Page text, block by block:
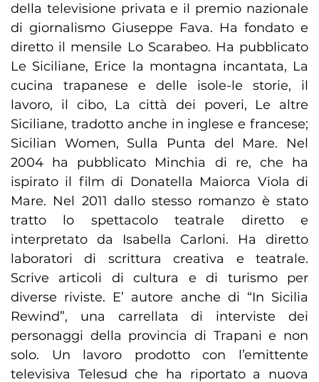
della televisione privata e il premio nazionale
di giornalismo Giuseppe Fava. Ha fondato e
diretto il mensile Lo Scarabeo. Ha pubblicato
Le Siciliane, Erice la montagna incantata, La
cucina trapanese e delle isole-le storie, il
lavoro, il cibo, La città dei poveri, Le altre
Siciliane, tradotto anche in inglese e francese;
Sicilian Women, Sulla Punta del Mare. Nel
2004 ha pubblicato Minchia di re, che ha
ispirato il film di Donatella Maiorca Viola di
Mare. Nel 2011 dallo stesso romanzo è stato
tratto lo spettacolo teatrale diretto e
interpretato da Isabella Carloni. Ha diretto
laboratori di scrittura creativa e teatrale.
Scrive articoli di cultura e di turismo per
diverse riviste. E’ autore anche di “In Sicilia
Rewind”, una carrellata di interviste dei
personaggi della provincia di Trapani e non
solo. Un lavoro prodotto con l’emittente
televisiva Telesud che ha riportato a nuova